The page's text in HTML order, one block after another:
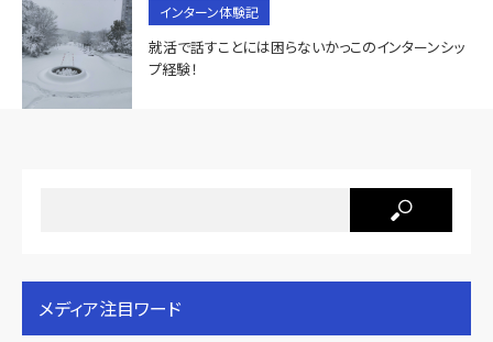
インターン体験記
就活で話すことには困らないかっこのインターンシッ
プ経験！
メディア注目ワード